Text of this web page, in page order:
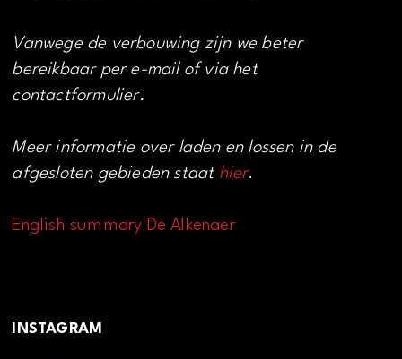
Vanwege de verbouwing zijn we beter
bereikbaar per e-mail of via het
contactformulier.
Meer informatie over laden en lossen in de
afgesloten gebieden staat hier.
English summary De Alkenaer
INSTAGRAM